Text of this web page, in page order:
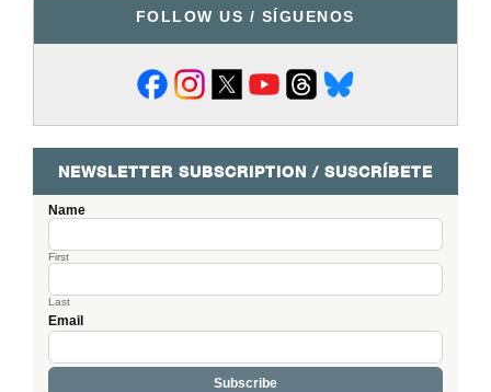
FOLLOW US / SÍGUENOS
NEWSLETTER SUBSCRIPTION / SUSCRÍBETE
Name
First
Last
Email